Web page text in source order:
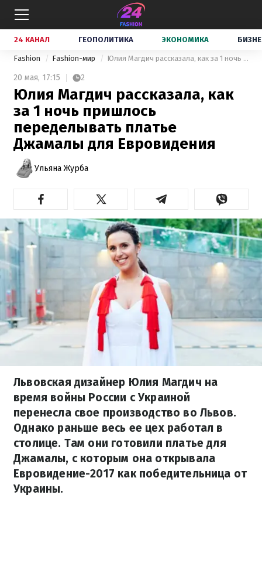
24 КАНАЛ ГЕОПОЛИТИКА ЭКОНОМИКА
Fashion Fashion-мир Юлия Магдич рассказала, как за 1 ночь пришлось переделывать платье Джамалы для Евровидения
20 мая, 17:15 2
Юлия Магдич рассказала, как
за 1 ночь пришлось
переделывать платье
Джамалы для Евровидения
Ульяна Журба
Львовская дизайнер Юлия Магдич на
время войны России с Украиной
перенесла свое производство во Львов.
Однако раньше весь ее цех работал в
столице. Там они готовили платье для
Джамалы, с которым она открывала
Евровидение-2017 как победительница от
Украины.